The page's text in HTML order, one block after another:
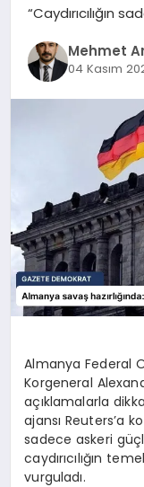
DÜNYA
“Caydırıcılığın
Mehmet
04 Kasım
Almanya Federal
Korgeneral
açıklamalarla
ajansı Reuters’a
sadece askeri
caydırıcılığın
vurguladı.